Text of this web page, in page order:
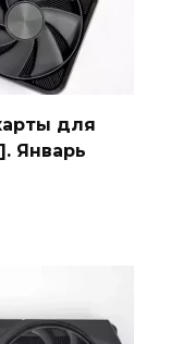
для
Январь